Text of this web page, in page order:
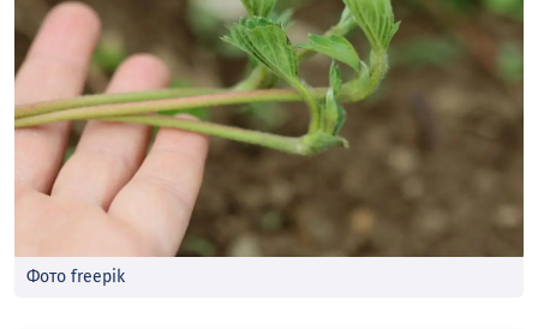
Фото freepik